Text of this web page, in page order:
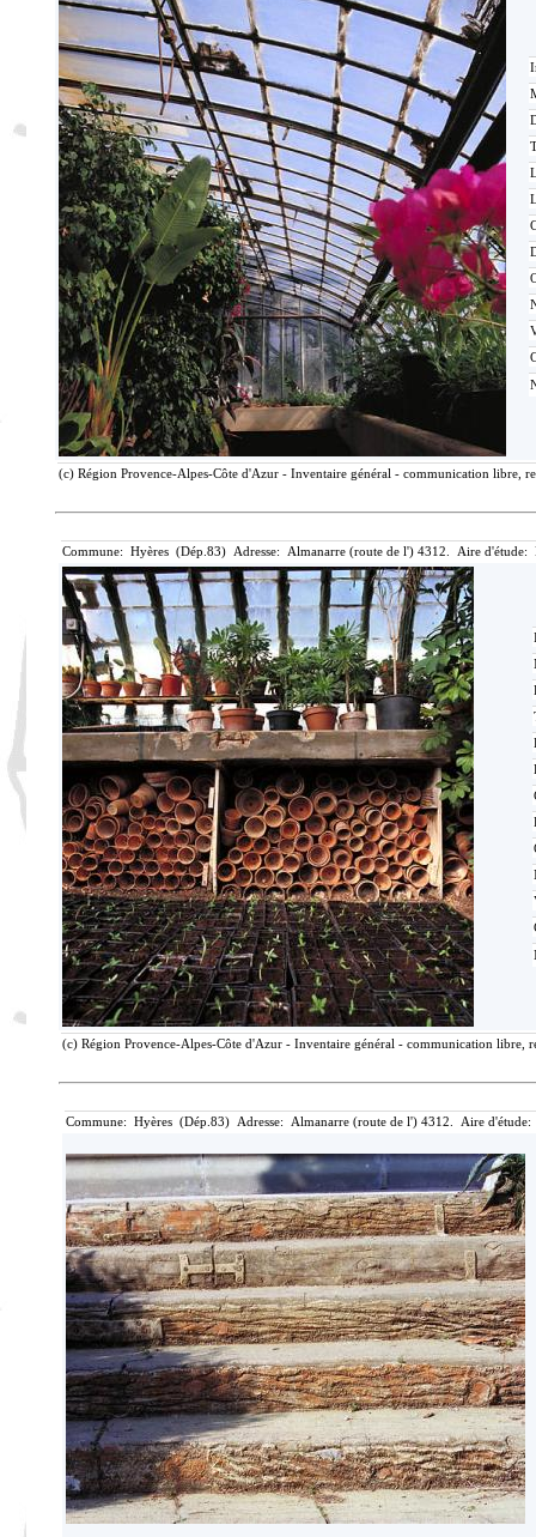
(c) Région Provence-Alpes-Côte d'Azur - Inventaire général - communication libre,
Commune: Hyères (Dép.83) Adresse: Almanarre (route de l') 4312. Aire d'étude:
(c) Région Provence-Alpes-Côte d'Azur - Inventaire général - communication libre,
Commune: Hyères (Dép.83) Adresse: Almanarre (route de l') 4312. Aire d'étude: